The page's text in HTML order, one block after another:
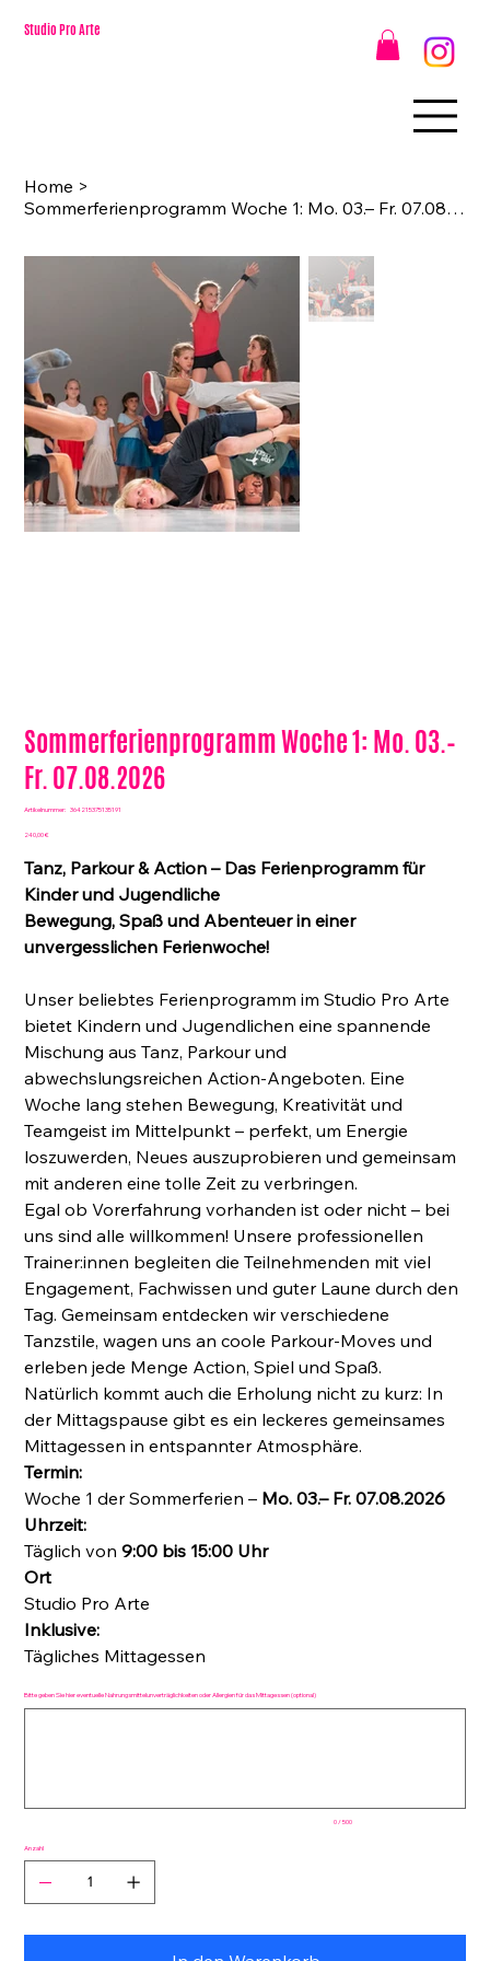
Studio Pro Arte
Home >
Sommerferienprogramm Woche 1: Mo. 03.– Fr. 07.08.2026
Sommerferienprogramm Woche 1: Mo. 03.–
Fr. 07.08.2026
Artikelnummer: Artikelnummer:
364215375135191
Preis
240,00 €
Tanz, Parkour & Action – Das Ferienprogramm für
Kinder und Jugendliche
Bewegung, Spaß und Abenteuer in einer
unvergesslichen Ferienwoche!
Unser beliebtes Ferienprogramm im Studio Pro Arte
bietet Kindern und Jugendlichen eine spannende
Mischung aus Tanz, Parkour und
abwechslungsreichen Action-Angeboten. Eine
Woche lang stehen Bewegung, Kreativität und
Teamgeist im Mittelpunkt – perfekt, um Energie
loszuwerden, Neues auszuprobieren und gemeinsam
mit anderen eine tolle Zeit zu verbringen.
Egal ob Vorerfahrung vorhanden ist oder nicht – bei
uns sind alle willkommen! Unsere professionellen
Trainer:innen begleiten die Teilnehmenden mit viel
Engagement, Fachwissen und guter Laune durch den
Tag. Gemeinsam entdecken wir verschiedene
Tanzstile, wagen uns an coole Parkour-Moves und
erleben jede Menge Action, Spiel und Spaß.
Natürlich kommt auch die Erholung nicht zu kurz: In
der Mittagspause gibt es ein leckeres gemeinsames
Mittagessen in entspannter Atmosphäre.
Termin:
Woche 1 der Sommerferien – Mo. 03.– Fr. 07.08.2026
Uhrzeit:
Täglich von9:00 bis 15:00 Uhr
Ort
Studio Pro Arte
Inklusive:
Tägliches Mittagessen
Bitte geben Sie hier eventuelle Nahrungsmittelunverträglichkeiten oder Allergien für das Mittagessen (optional)
0 / 500
Anzahl